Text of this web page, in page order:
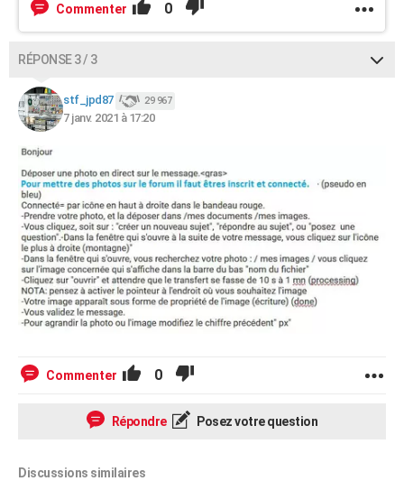
Commenter 0
RÉPONSE 3 / 3
stf_jpd87 29 967
7 janv. 2021 à 17:20
Commenter 0
Répondre Posez votre question
Discussions similaires